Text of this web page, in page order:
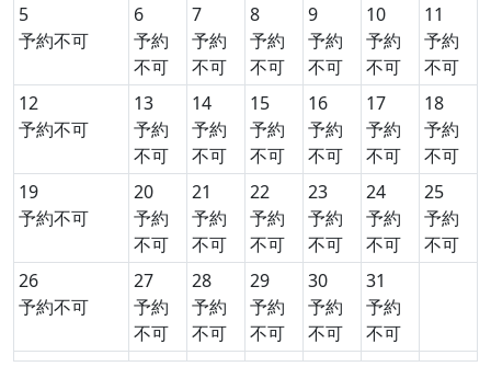
5
予約不可
6
予約
不可
7
予約
不可
8
予約
不可
9
予約
不可
10
予約
不可
11
予約
不可
12
予約不可
13
予約
不可
14
予約
不可
15
予約
不可
16
予約
不可
17
予約
不可
18
予約
不可
19
予約不可
20
予約
不可
21
予約
不可
22
予約
不可
23
予約
不可
24
予約
不可
25
予約
不可
26
予約不可
27
予約
不可
28
予約
不可
29
予約
不可
30
予約
不可
31
予約
不可